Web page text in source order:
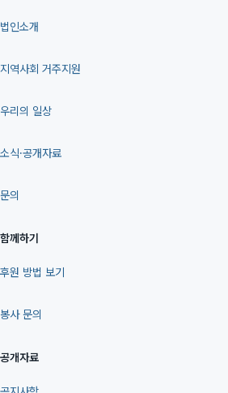
법인소개
지역사회 거주지원
우리의 일상
소식·공개자료
문의
함께하기
후원 방법 보기
봉사 문의
공개자료